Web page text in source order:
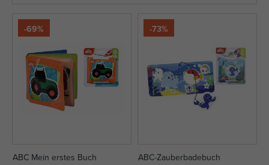
-69%
ABC Mein erstes Buch
-73%
ABC-Zauberbadebuch